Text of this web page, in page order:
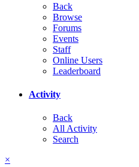
Back
Browse
Forums
Events
Staff
Online Users
Leaderboard
Activity
Back
All Activity
Search
×